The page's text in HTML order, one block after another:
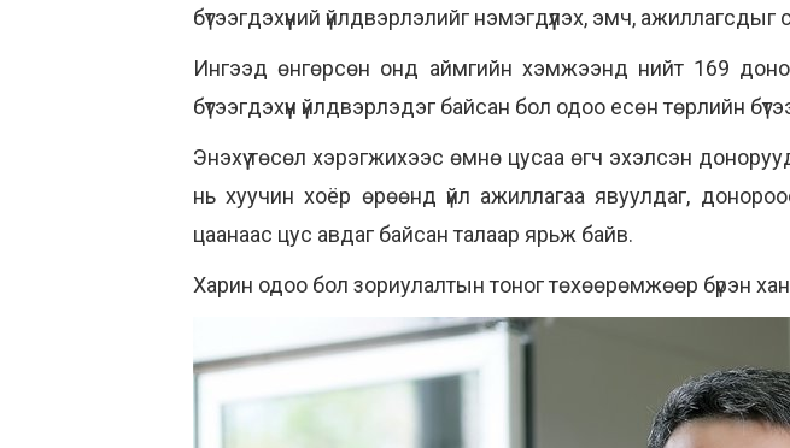
бүтээгдэхүүний үйлдвэрлэлийг нэмэгдүүлэх, эмч,
Ингээд өнгөрсөн онд аймгийн хэмжээнд нийт 169
бүтээгдэхүүн үйлдвэрлэдэг байсан бол одоо есөн төрлийн
Энэхүү төсөл хэрэгжихээс өмнө цусаа өгч эхэлсэн
нь хуучин хоёр өрөөнд үйл ажиллагаа явуулдаг,
цаанаас цус авдаг байсан талаар ярьж байв.
Харин одоо бол зориулалтын тоног төхөөрөмжөөр бүрэн